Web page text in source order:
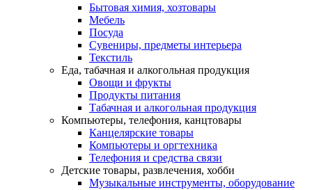
Бытовая химия, хозтовары
Мебель
Посуда
Сувениры, предметы интерьера
Текстиль
Еда, табачная и алкогольная продукция
Овощи и фрукты
Продукты питания
Табачная и алкогольная продукция
Компьютеры, телефония, канцтовары
Канцелярские товары
Компьютеры и оргтехника
Телефония и средства связи
Детские товары, развлечения, хобби
Музыкальные инструменты, оборудование